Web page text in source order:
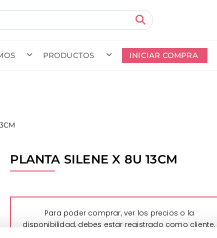
PRODUCTOS INICIAR COMPRA
PLANTA SILENE X 8U 13CM
Para poder comprar, ver los precios o la
disponibilidad, debes estar registrado como cliente.